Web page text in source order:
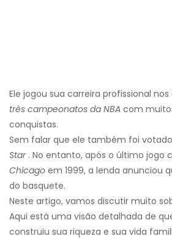
Ele jogou sua carreira profissional
três campeonatos da NBA com
conquistas.
Sem falar que ele também foi
Star. No entanto, após o último jogo
Chicago em 1999, a lenda anunciou
do basquete.
Neste artigo, vamos discutir muito
Aqui está uma visão detalhada de
construiu sua riqueza e sua vida